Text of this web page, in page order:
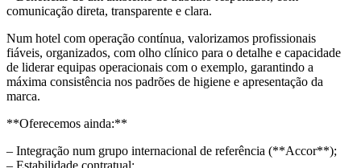
comunicação direta, transparente e clara.
Num hotel com operação contínua, valorizamos profissionais
fiáveis, organizados, com olho clínico para o detalhe e capacidade
de liderar equipas operacionais com o exemplo, garantindo a
máxima consistência nos padrões de higiene e apresentação da
marca.
**Oferecemos ainda:**
– Integração num grupo internacional de referência (**Accor**);
– Estabilidade contratual;